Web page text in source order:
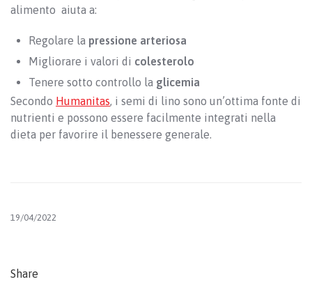
alimento aiuta a:
Regolare la pressione arteriosa
Migliorare i valori di colesterolo
Tenere sotto controllo la glicemia
Secondo Humanitas, i semi di lino sono un’ottima fonte di
nutrienti e possono essere facilmente integrati nella
dieta per favorire il benessere generale.
19/04/2022
Share